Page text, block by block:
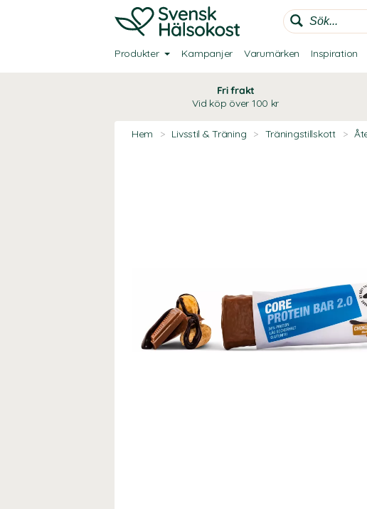
Produkter Kampanjer Varumärken Inspiration
Fri frakt
Vid köp över 100 kr
Hem > Livsstil & Träning > Träningstillskott >